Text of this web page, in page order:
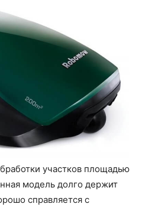
участков площадью
модель долго держит
справляется с